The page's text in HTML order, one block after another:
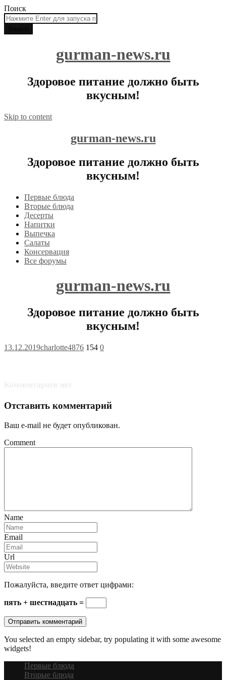
Поиск
gurman-news.ru
Здоровое питание должно быть
вкусным!
Skip to content
gurman-news.ru
Здоровое питание должно быть
вкусным!
Первые блюда
Вторые блюда
Десерты
Напитки
Выпечка
Салаты
Консервация
Все форумы
gurman-news.ru
Здоровое питание должно быть
вкусным!
13.12.2019charlotte4876 154 0
Отставить комментарий
Ваш e-mail не будет опубликован.
Comment
Name
Email
Url
Пожалуйста, введите ответ цифрами:
пять + шестнадцать =
You selected an empty sidebar, try populating it with some awesome
widgets!
Первые блюда
Вторые блюда